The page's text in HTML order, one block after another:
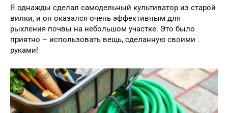
Я однажды сделал самодельный культиватор из старой
вилки, и он оказался очень эффективным для
рыхления почвы на небольшом участке. Это было
приятно – использовать вещь, сделанную своими
руками!